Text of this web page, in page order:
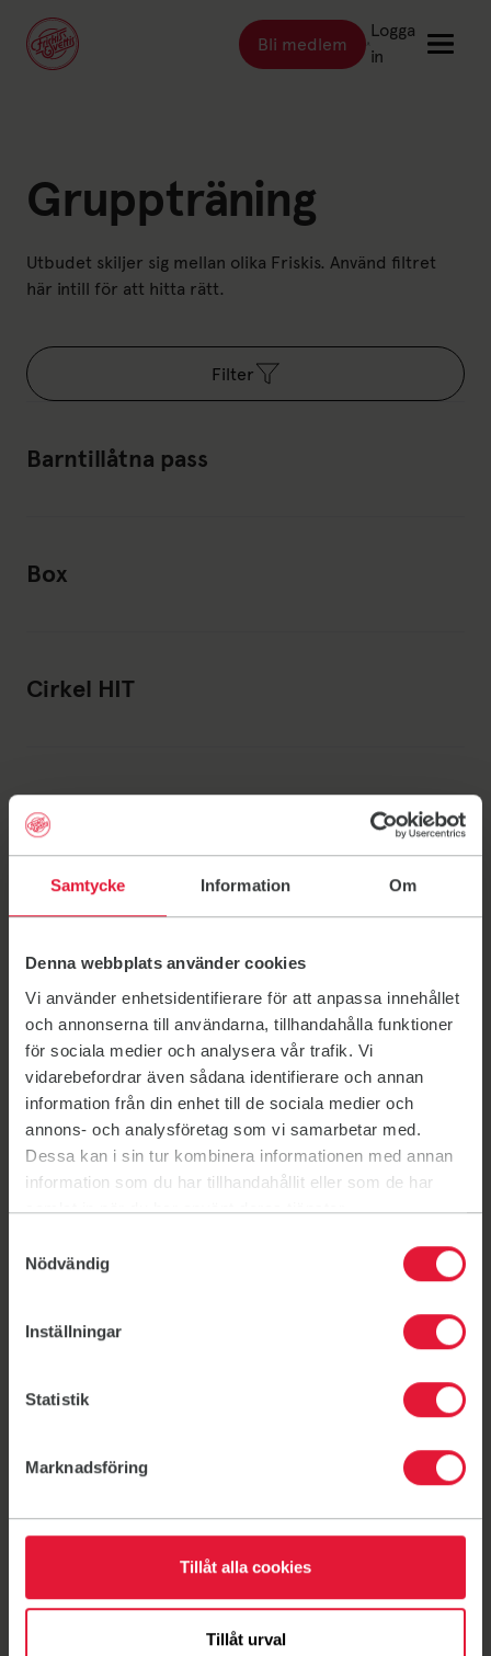
Samtycke Information Om
Denna webbplats använder cookies
Vi använder enhetsidentifierare för att anpassa innehållet
och annonserna till användarna, tillhandahålla funktioner
för sociala medier och analysera vår trafik. Vi
vidarebefordrar även sådana identifierare och annan
information från din enhet till de sociala medier och
annons- och analysföretag som vi samarbetar med.
Dessa kan i sin tur kombinera informationen med annan
information som du har tillhandahållit eller som de har
samlat in när du har använt deras tjänster.
Nödvändig
Inställningar
Statistik
Marknadsföring
Tillåt alla cookies
Tillåt urval
Länk till: Bli medlem
Bli medlem
Logga
in
Länk till: Träningsställen
Träningsställen
Länk till: Priser
Länk till: Event & kurser
Event & kurser
Länk till: Schema
Schema
Gruppträning
Utbudet skiljer sig mellan olika Friskis. Använd filtret
här intill för att hitta rätt.
Filter
Barntillåtna pass
Box
Cirkel HIT
Cirkelfys
Cirkelfys soft
Cirkelgym
Cirkelgym HIT
Cirkelgym soft
Visa fler